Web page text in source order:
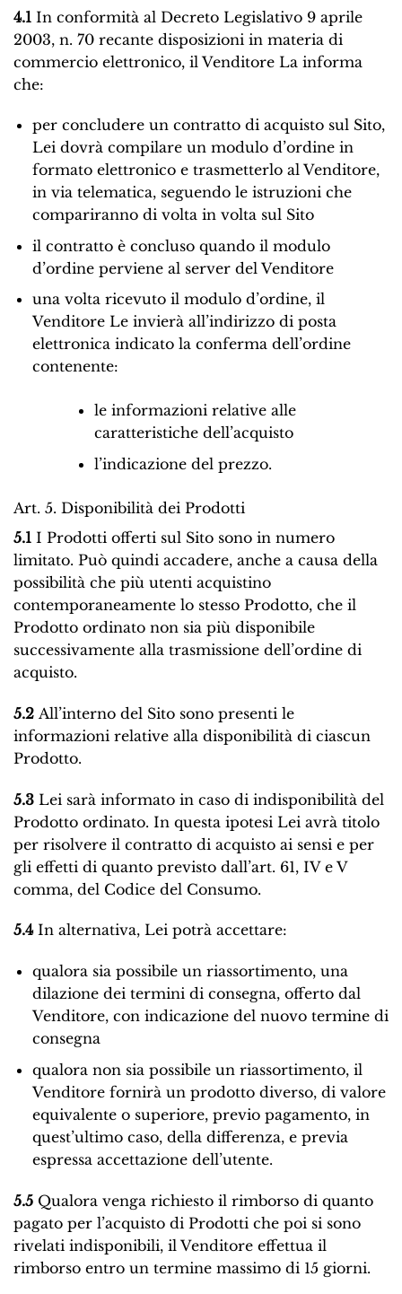
4.1 In conformità al Decreto Legislativo 9 aprile
2003, n. 70 recante disposizioni in materia di
commercio elettronico, il Venditore La informa
che:
per concludere un contratto di acquisto sul Sito,
Lei dovrà compilare un modulo d’ordine in
formato elettronico e trasmetterlo al Venditore,
in via telematica, seguendo le istruzioni che
compariranno di volta in volta sul Sito
il contratto è concluso quando il modulo
d’ordine perviene al server del Venditore
una volta ricevuto il modulo d’ordine, il
Venditore Le invierà all’indirizzo di posta
elettronica indicato la conferma dell’ordine
contenente:
le informazioni relative alle
caratteristiche dell’acquisto
l’indicazione del prezzo.
Art. 5. Disponibilità dei Prodotti
5.1 I Prodotti offerti sul Sito sono in numero
limitato. Può quindi accadere, anche a causa della
possibilità che più utenti acquistino
contemporaneamente lo stesso Prodotto, che il
Prodotto ordinato non sia più disponibile
successivamente alla trasmissione dell’ordine di
acquisto.
5.2 All’interno del Sito sono presenti le
informazioni relative alla disponibilità di ciascun
Prodotto.
5.3 Lei sarà informato in caso di indisponibilità del
Prodotto ordinato. In questa ipotesi Lei avrà titolo
per risolvere il contratto di acquisto ai sensi e per
gli effetti di quanto previsto dall’art. 61, IV e V
comma, del Codice del Consumo.
5.4 In alternativa, Lei potrà accettare:
qualora sia possibile un riassortimento, una
dilazione dei termini di consegna, offerto dal
Venditore, con indicazione del nuovo termine di
consegna
qualora non sia possibile un riassortimento, il
Venditore fornirà un prodotto diverso, di valore
equivalente o superiore, previo pagamento, in
quest’ultimo caso, della differenza, e previa
espressa accettazione dell’utente.
5.5 Qualora venga richiesto il rimborso di quanto
pagato per l’acquisto di Prodotti che poi si sono
rivelati indisponibili, il Venditore effettua il
rimborso entro un termine massimo di 15 giorni.